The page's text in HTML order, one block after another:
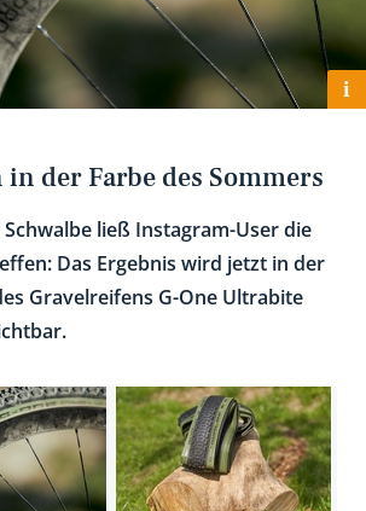
i
der Farbe des Sommers
ließ Instagram-User die
Das Ergebnis wird jetzt in der
Gravelreifens G-One Ultrabite